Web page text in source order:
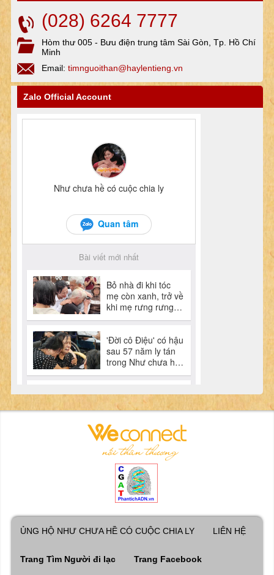
(028) 6264 7777
Hòm thư 005 - Bưu điện trung tâm Sài Gòn, Tp. Hồ Chí
Minh
Email: timnguoithan@haylentieng.vn
Zalo Official Account
ỦNG HỘ NHƯ CHƯA HỀ CÓ CUỘC CHIA LY LIÊN HỆ
Trang Tìm Người đi lạc Trang Facebook